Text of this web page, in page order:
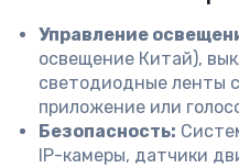
Управление
освещение Китай),
светодиодные ленты
приложение или
Безопасность:
IP-камеры, датчики